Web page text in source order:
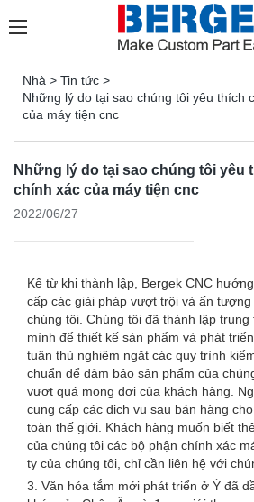
Nhà > Tin tức >
Những lý do tại sao chúng tôi yêu thích
của máy tiện cnc
Những lý do tại sao chúng tôi yêu
chính xác của máy tiện cnc
2022/06/27
Kể từ khi thành lập, Bergek CNC
cấp các giải pháp vượt trội và ấn
chúng tôi. Chúng tôi đã thành lập trung
mình để thiết kế sản phẩm và phát
tuân thủ nghiêm ngặt các quy trình
chuẩn để đảm bảo sản phẩm của
vượt quá mong đợi của khách hàng.
cung cấp các dịch vụ sau bán hàng
toàn thế giới. Khách hàng muốn biết
của chúng tôi các bộ phận chính xác
ty của chúng tôi, chỉ cần liên hệ với
3. Văn hóa tắm mới phát triển ở Ý đã